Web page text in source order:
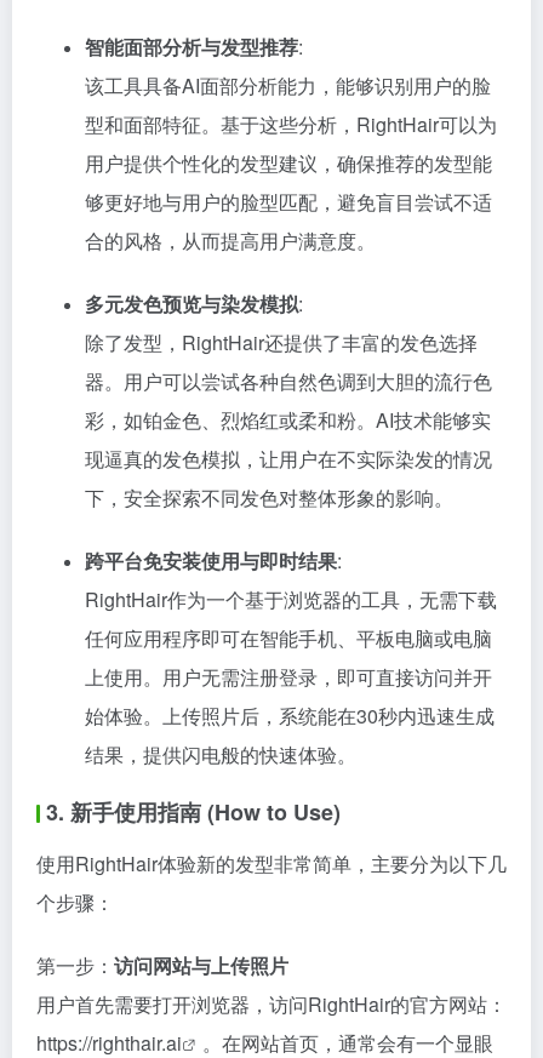
智能面部分析与发型推荐:
该工具具备AI面部分析能力，能够识别用户的脸
型和面部特征。基于这些分析，RightHair可以为
用户提供个性化的发型建议，确保推荐的发型能
够更好地与用户的脸型匹配，避免盲目尝试不适
合的风格，从而提高用户满意度。
多元发色预览与染发模拟:
除了发型，RightHair还提供了丰富的发色选择
器。用户可以尝试各种自然色调到大胆的流行色
彩，如铂金色、烈焰红或柔和粉。AI技术能够实
现逼真的发色模拟，让用户在不实际染发的情况
下，安全探索不同发色对整体形象的影响。
跨平台免安装使用与即时结果:
RightHair作为一个基于浏览器的工具，无需下载
任何应用程序即可在智能手机、平板电脑或电脑
上使用。用户无需注册登录，即可直接访问并开
始体验。上传照片后，系统能在30秒内迅速生成
结果，提供闪电般的快速体验。
3. 新手使用指南 (How to Use)
使用RightHair体验新的发型非常简单，主要分为以下几
个步骤：
第一步： 访问网站与上传照片
用户首先需要打开浏览器，访问RightHair的官方网站：
https://righthair.ai
。在网站首页，通常会有一个显眼